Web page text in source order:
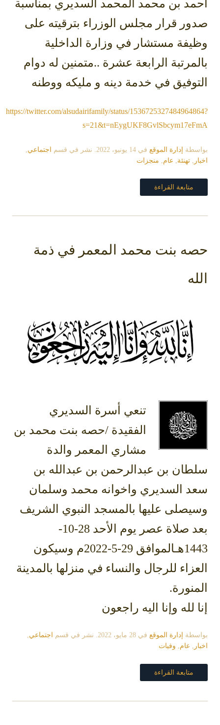
أحمد بن محمد المحمد السديري بمناسبة
صدور قرار مجلس الوزراء بترقيته على
وظيفة مستشار في ‫وزارة الداخلية‬
بالمرتبة الرابعة عشرة ..متمنين له دوام
التوفيق في خدمة دينه و مليكه ووطنه
https://twitter.com/alsudairifamily/status/1536725327484964864?
s=21&t=nEygUKF8GvlSbcym17eFmA
بواسطة إدارة الموقع في 14 يونيو، 2022 . نشر في قسم اجتماعي,
اخبار , تهنئة, عام, منجزات
متابعة القراءة
حصه بنت محمد المعمر في ذمة
الله
تنعي أسرة السديري
الفقيدة /حصه بنت محمد بن
مشاري المعمر والدة
سلطان بن عبدالرحمن بن عبدالله بن
سعد السديري واخوانه محمد وسلمان
وسيصلى عليها بالمسجد النبوي الشريف
بعد صلاة عصر يوم الأحد 28-10-
1443هـالموافق 29-5-2022م وسيكون
العزاء للرجال والنساء في منزلها بالمدينة
المنورة.
إنا لله وإنا اليه راجعون
بواسطة إدارة الموقع في 28 مايو، 2022 . نشر في قسم اجتماعي,
اخبار , عام, وفيات
متابعة القراءة